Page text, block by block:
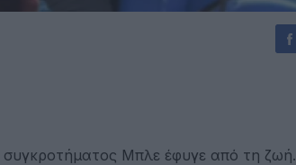
Μπλε έφυγε από τη ζωή.